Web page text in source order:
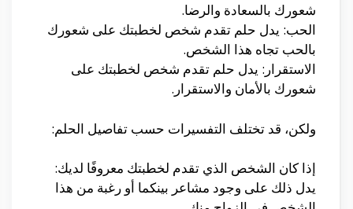
شعورك بالسعادة والرضا.
الحب: يدل حلم تقدم شخص لخطبتك على شعورك
بالحب تجاه هذا الشخص.
الاستقرار: يدل حلم تقدم شخص لخطبتك على
شعورك بالأمان والاستقرار.
ولكن، قد تختلف التفسيرات حسب تفاصيل الحلم:
إذا كان الشخص الذي تقدم لخطبتك معروفًا لديك:
يدل ذلك على وجود مشاعر بينكما أو رغبة من هذا